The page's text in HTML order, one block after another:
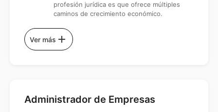
profesión jurídica es que ofrece múltiples
caminos de crecimiento económico.
Ver más add
Administrador de Empresas